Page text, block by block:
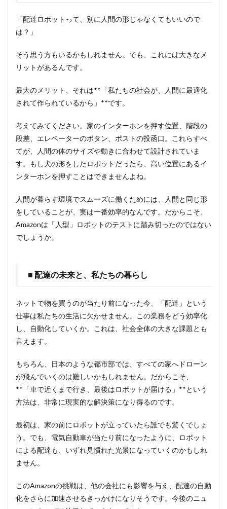
「配達ロボットって、別に人間の形じゃなくてもいいので
は？」
そう思う方もいるかもしれません。でも、これには大きなメ
リットがあるんです。
最大のメリット、それは**「私たちの社会が、人間に最適化
されて作られているから」**です。
考えてみてください。家のインターホンを押す位置、階段の
段差、エレベーターのボタン、ポストの投函口。これらすべ
てが、人間の体のサイズや動きに合わせて設計されていま
す。もし犬の形をしたロボットだったら、高い位置にあるイ
ンターホンを押すことはできませんよね。
人間が暮らす環境でスムーズに働くためには、人間と同じ形
をしていることが、実は一番効率的なんです。だからこそ、
Amazonは「人型」ロボットのテストに踏み切ったのではない
でしょうか。
■ 配達の未来と、私たちの暮らし
ネットで物を買うのが当たり前になった今、「配達」という
仕事は私たちの生活に欠かせません。この業務をどう効率化
し、自動化していくか。これは、社会全体の大きな課題とも
言えます。
もちろん、日本のような都市部では、すべての家へドローン
が飛んでいくのは難しいかもしれません。だからこそ、
**「車で近くまで行き、最後はロボットが届ける」**という
方法は、非常に現実的な解決策になり得るのです。
最初は、家の前にロボットが立っていたら誰でも驚くでしょ
う。でも、電気自動車が当たり前になったように、ロボット
による配達も、いずれ見慣れた光景になっていくのかもしれ
ません。
このAmazonの挑戦は、他の会社にも影響を与え、配達の自動
化をさらに加速させるきっかけになりそうです。今後のニュ